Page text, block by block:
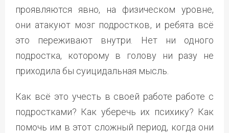
проявляются явно, на физическом уровне,
они атакуют мозг подростков, и ребята всё
это переживают внутри. Нет ни одного
подростка, которому в голову ни разу не
приходила бы суицидальная мысль.
Как всё это учесть в своей работе работе с
подростками? Как уберечь их психику? Как
помочь им в этот сложный период, когда они